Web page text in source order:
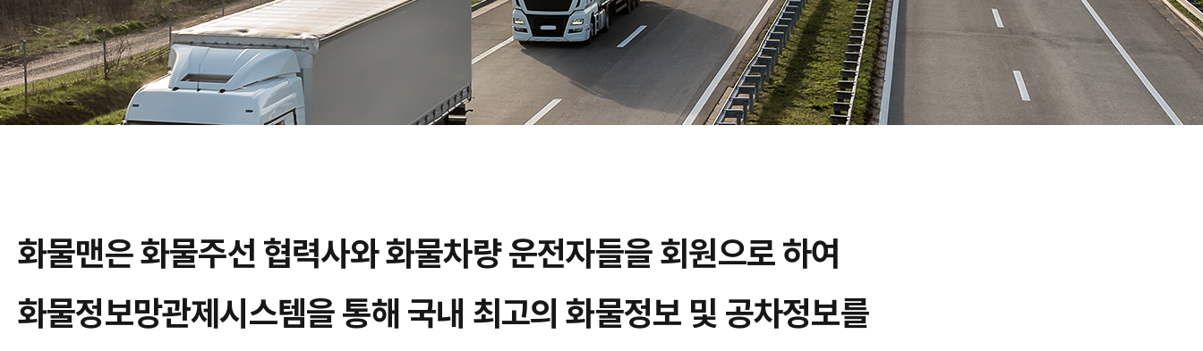
화물맨은 화물주선 협력사와 화물차량 운전자들을 회원으로 하여
화물정보망관제시스템을 통해 국내 최고의 화물정보 및 공차정보를